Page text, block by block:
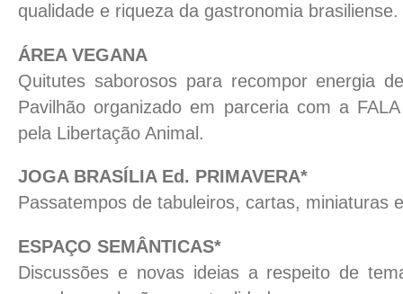
qualidade e riqueza da gastronomia brasiliense.
ÁREA VEGANA
Quitutes saborosos para recompor energia
Pavilhão organizado em parceria com a
pela Libertação Animal.
JOGA BRASÍLIA Ed. PRIMAVERA*
Passatempos de tabuleiros, cartas, miniaturas
ESPAÇO SEMÂNTICAS*
Discussões e novas ideias a respeito de